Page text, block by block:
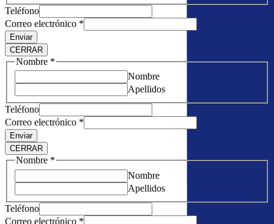
Teléfono
Correo electrónico *
Enviar
CERRAR
Nombre *
Nombre
Apellidos
Teléfono
Correo electrónico *
Enviar
CERRAR
Nombre *
Nombre
Apellidos
Teléfono
Correo electrónico *